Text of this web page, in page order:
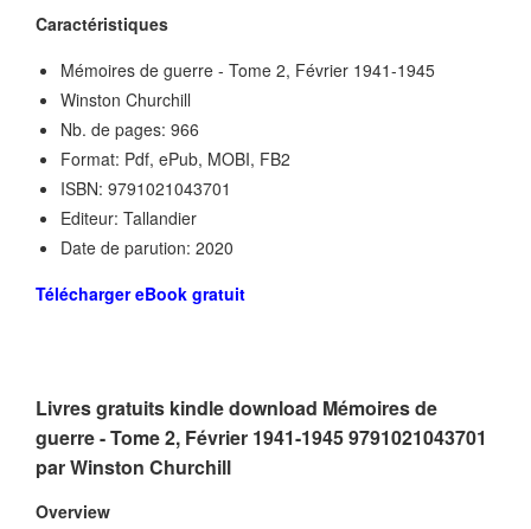
Caractéristiques
Mémoires de guerre - Tome 2, Février 1941-1945
Winston Churchill
Nb. de pages: 966
Format: Pdf, ePub, MOBI, FB2
ISBN: 9791021043701
Editeur: Tallandier
Date de parution: 2020
Télécharger eBook gratuit
Livres gratuits kindle download Mémoires de
guerre - Tome 2, Février 1941-1945 9791021043701
par Winston Churchill
Overview